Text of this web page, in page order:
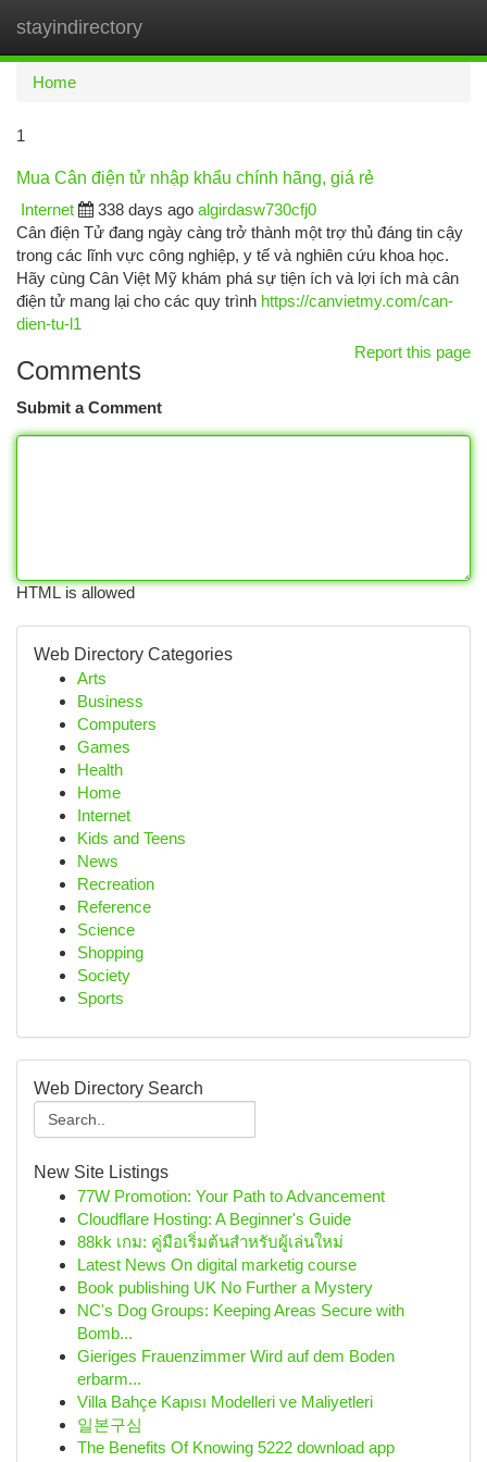
stayindirectory
Home
1
Mua Cân điện tử nhập khẩu chính hãng, giá rẻ
Internet
338 days ago algirdasw730cfj0
Cân điện Tử đang ngày càng trở thành một trợ thủ đáng tin cậy
trong các lĩnh vực công nghiệp, y tế và nghiên cứu khoa học.
Hãy cùng Cân Việt Mỹ khám phá sự tiện ích và lợi ích mà cân
điện tử mang lại cho các quy trình https://canvietmy.com/can-
dien-tu-l1
Report this page
Comments
Submit a Comment
HTML is allowed
Web Directory Categories
Arts
Business
Computers
Games
Health
Home
Internet
Kids and Teens
News
Recreation
Reference
Science
Shopping
Society
Sports
Web Directory Search
New Site Listings
77W Promotion: Your Path to Advancement
Cloudflare Hosting: A Beginner's Guide
88kk เกม: คู่มือเริ่มต้นสำหรับผู้เล่นใหม่
Latest News On digital marketig course
Book publishing UK No Further a Mystery
NC's Dog Groups: Keeping Areas Secure with
Bomb...
Gieriges Frauenzimmer Wird auf dem Boden
erbarm...
Villa Bahçe Kapısı Modelleri ve Maliyetleri
일본구심
The Benefits Of Knowing 5222 download app